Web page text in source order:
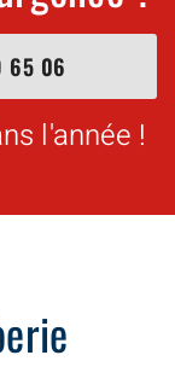
65 06
l'année !